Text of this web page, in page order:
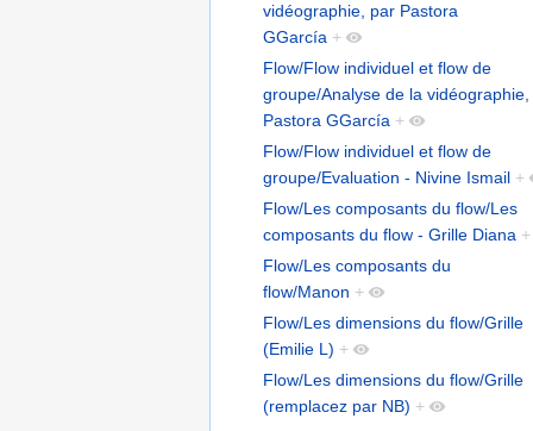
vidéographie, par Pastora
GGarcía +
Flow/Flow individuel et flow de
groupe/Analyse de la
Pastora GGarcía +
Flow/Flow individuel et flow de
groupe/Evaluation - Nivine Ismail +
Flow/Les composants du flow/Les
composants du flow - Grille Diana +
Flow/Les composants du
flow/Manon +
Flow/Les dimensions du flow/Grille
(Emilie L) +
Flow/Les dimensions du flow/Grille
(remplacez par NB) +